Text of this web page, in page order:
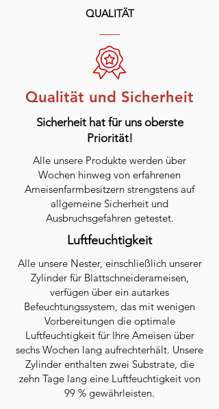
QUALITÄT
Qualität und Sicherheit
Sicherheit hat für uns oberste
Priorität!
Alle unsere Produkte werden über
Wochen hinweg von erfahrenen
Ameisenfarmbesitzern strengstens auf
allgemeine Sicherheit und
Ausbruchsgefahren getestet.
Luftfeuchtigkeit
Alle unsere Nester, einschließlich unserer
Zylinder für Blattschneiderameisen,
verfügen über ein autarkes
Befeuchtungssystem, das mit wenigen
Vorbereitungen die optimale
Luftfeuchtigkeit für Ihre Ameisen über
sechs Wochen lang aufrechterhält. Unsere
Zylinder enthalten zwei Substrate, die
zehn Tage lang eine Luftfeuchtigkeit von
99 % gewährleisten.